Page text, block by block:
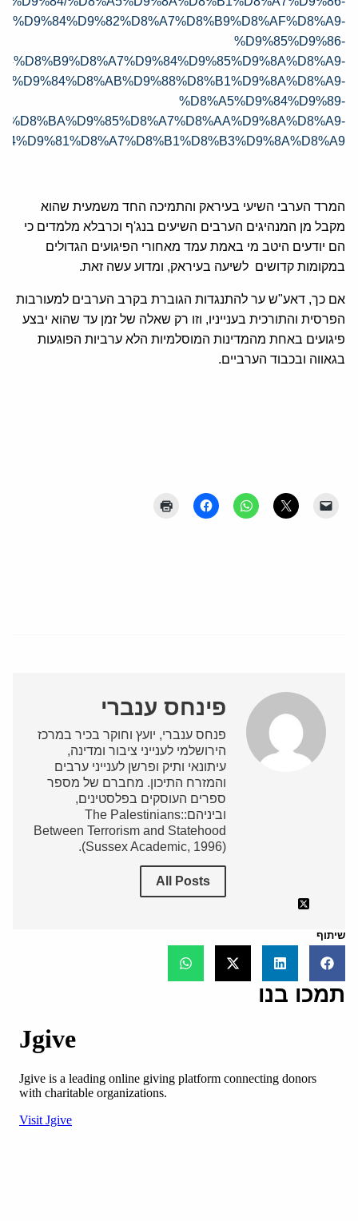
%D9%85%D9%86-
%D8%A5%D9%84%D9%89-
המרד הערבי השיעי בעיראק והתמיכה החד משמעית שהוא
מקבל מן המנהיגים הערבים השיעים בנג'ף וכרבלא מלמדים כי
הם יודעים היטב מי באמת עמד מאחורי הפיגועים הגדולים
במקומות קדושים לשיעה בעיראק, ומדוע עשה זאת.
אם כך, דאע"ש ער להתנגדות הגוברת בקרב הערבים למעורבות
הפרסית והתורכית בענייניו, וזו רק שאלה של זמן עד שהוא יבצע
פיגועים באחת מהמדינות המוסלמיות הלא ערביות הפוגעות
בגאווה ובכבוד הערביים.
פינחס ענברי
פנחס ענברי, יועץ וחוקר בכיר במרכז
הירושלמי לענייני ציבור ומדינה,
עיתונאי ותיק ופרשן לענייני ערבים
והמזרח התיכון. מחברם של מספר
ספרים העוסקים בפלסטינים,
וביניהם:The Palestinians:
Between Terrorism and Statehood
(Sussex Academic, 1996).
All Posts
שיתוף
תמכו בנו